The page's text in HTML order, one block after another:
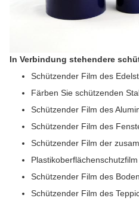
In Verbindung stehendere
Schützender Film des
Färben Sie schützenden
Schützender Film des
Schützender Film des
Schützender Film der
Plastikoberflächenschutzfilm
Schützender Film des
Schützender Film des